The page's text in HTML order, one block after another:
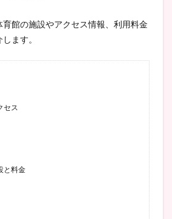
館の施設やアクセス情報、利用料金
ます。
セス
と料金